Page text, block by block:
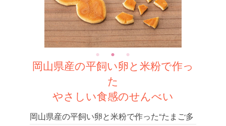
岡山県産の平飼い卵と米粉で作っ
た
やさしい食感のせんべい
岡山県産の平飼い卵と米粉で作った“たまご多